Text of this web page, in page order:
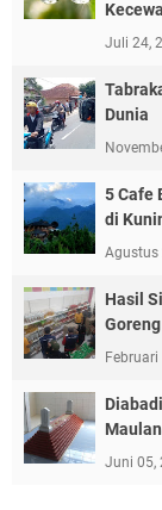
Juli 24,
Dunia
5 Cafe
di
Agustus
Hasil
Juni 05,